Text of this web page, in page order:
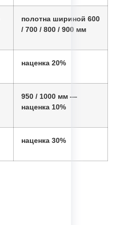
полотна шириной 600
/ 700 / 800 / 900 мм
наценка 20%
950 / 1000 мм —
наценка 10%
наценка 30%